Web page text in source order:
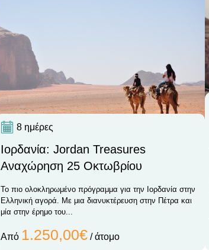
8 ημέρες
Ιορδανία: Jordan Treasures
Αναχώρηση 25 Οκτωβρίου
Το πιο ολοκληρωμένο πρόγραμμα για την Ιορδανία στην
Ελληνική αγορά. Με μια διανυκτέρευση στην Πέτρα και
μία στην έρημο του...
Από 1.250,00€/ άτομο